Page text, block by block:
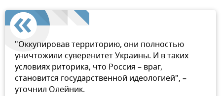
"Оккупировав территорию, они полностью
уничтожили суверенитет Украины. И в таких
условиях риторика, что Россия – враг,
становится государственной идеологией", –
уточнил Олейник.